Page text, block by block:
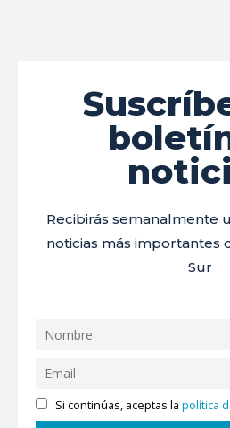
Recibirás semanalmente
noticias más importantes
Sur
Si continúas, aceptas lapolítica